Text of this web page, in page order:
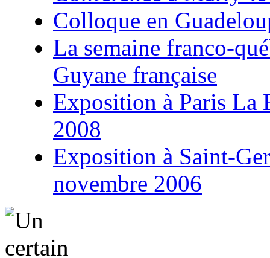
Colloque en
La semaine franco-
Guyane française
Exposition à Paris
2008
Exposition à Saint-
novembre 2006